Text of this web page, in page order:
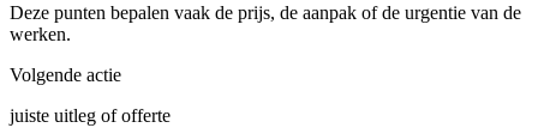
Deze punten bepalen vaak de prijs, de aanpak of de urgentie van de
werken.
Volgende actie
juiste uitleg of offerte